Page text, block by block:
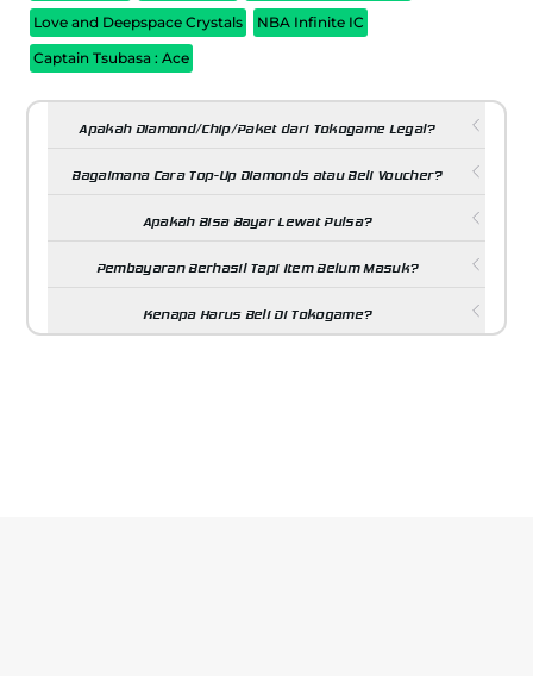
Love and Deepspace Crystals
NBA Infinite IC
Captain Tsubasa : Ace
Apakah Diamond/Chip/Paket dari Tokogame Legal?
Bagaimana Cara Top-Up Diamonds atau Beli Voucher?
Apakah Bisa Bayar Lewat Pulsa?
Pembayaran Berhasil Tapi Item Belum Masuk?
Kenapa Harus Beli Di Tokogame?